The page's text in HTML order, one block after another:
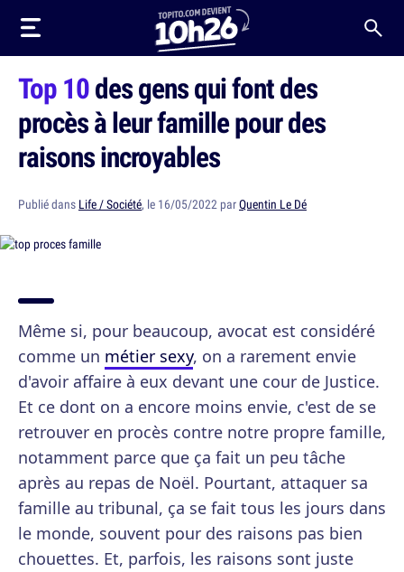
Top 10des gens qui font des
procès à leur famille pour des
raisons incroyables
Publié dans Life / Société, le 16/05/2022 parQuentin Le Dé
Même si, pour beaucoup, avocat est considéré
comme un métier sexy, on a rarement envie
d'avoir affaire à eux devant une cour de Justice.
Et ce dont on a encore moins envie, c'est de se
retrouver en procès contre notre propre famille,
notamment parce que ça fait un peu tâche
après au repas de Noël. Pourtant, attaquer sa
famille au tribunal, ça se fait tous les jours dans
le monde, souvent pour des raisons pas bien
chouettes. Et, parfois, les raisons sont juste